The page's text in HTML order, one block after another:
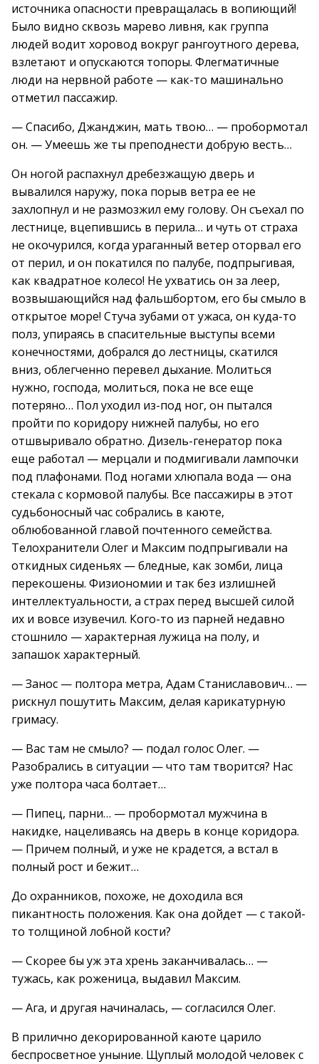
источника опасности превращалась в вопиющий!
Было видно сквозь марево ливня, как группа
людей водит хоровод вокруг рангоутного дерева,
взлетают и опускаются топоры. Флегматичные
люди на нервной работе — как-то машинально
отметил пассажир.
— Спасибо, Джанджин, мать твою… — пробормотал
он. — Умеешь же ты преподнести добрую весть…
Он ногой распахнул дребезжащую дверь и
вывалился наружу, пока порыв ветра ее не
захлопнул и не размозжил ему голову. Он съехал по
лестнице, вцепившись в перила… и чуть от страха
не окочурился, когда ураганный ветер оторвал его
от перил, и он покатился по палубе, подпрыгивая,
как квадратное колесо! Не ухватись он за леер,
возвышающийся над фальшбортом, его бы смыло в
открытое море! Стуча зубами от ужаса, он куда-то
полз, упираясь в спасительные выступы всеми
конечностями, добрался до лестницы, скатился
вниз, облегченно перевел дыхание. Молиться
нужно, господа, молиться, пока не все еще
потеряно… Пол уходил из-под ног, он пытался
пройти по коридору нижней палубы, но его
отшвыривало обратно. Дизель-генератор пока
еще работал — мерцали и подмигивали лампочки
под плафонами. Под ногами хлюпала вода — она
стекала с кормовой палубы. Все пассажиры в этот
судьбоносный час собрались в каюте,
облюбованной главой почтенного семейства.
Телохранители Олег и Максим подпрыгивали на
откидных сиденьях — бледные, как зомби, лица
перекошены. Физиономии и так без излишней
интеллектуальности, а страх перед высшей силой
их и вовсе изувечил. Кого-то из парней недавно
стошнило — характерная лужица на полу, и
запашок характерный.
— Занос — полтора метра, Адам Станиславович… —
рискнул пошутить Максим, делая карикатурную
гримасу.
— Вас там не смыло? — подал голос Олег. —
Разобрались в ситуации — что там творится? Нас
уже полтора часа болтает…
— Пипец, парни… — пробормотал мужчина в
накидке, нацеливаясь на дверь в конце коридора.
— Причем полный, и уже не крадется, а встал в
полный рост и бежит…
До охранников, похоже, не доходила вся
пикантность положения. Как она дойдет — с такой-
то толщиной лобной кости?
— Скорее бы уж эта хрень заканчивалась… —
тужась, как роженица, выдавил Максим.
— Ага, и другая начиналась, — согласился Олег.
В прилично декорированной каюте царило
беспросветное уныние. Щуплый молодой человек с